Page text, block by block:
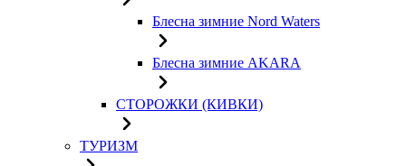
Блесна зимние Nord Waters
Блесна зимние AKARA
СТОРОЖКИ (КИВКИ)
ТУРИЗМ